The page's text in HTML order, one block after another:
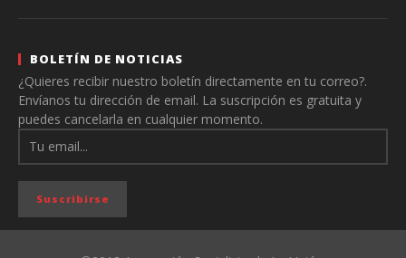
BOLETÍN DE NOTICIAS
¿Quieres recibir nuestro boletín directamente en tu correo?.
Envíanos tu dirección de email. La suscripción es gratuita y
puedes cancelarla en cualquier momento.